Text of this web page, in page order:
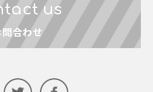
us
問合わせ
instagram Twitter